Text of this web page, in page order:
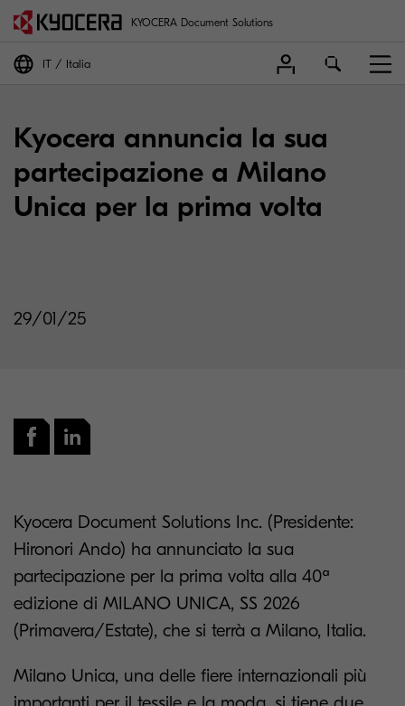
KYOCERA Document Solutions
IT Italia
Kyocera annuncia la sua
partecipazione a Milano
Unica per la prima volta
29/01/25
Kyocera Document Solutions Inc. (Presidente:
Hironori Ando) ha annunciato la sua
partecipazione per la prima volta alla 40ª
edizione di MILANO UNICA, SS 2026
(Primavera/Estate), che si terrà a Milano, Italia.
Milano Unica, una delle fiere internazionali più